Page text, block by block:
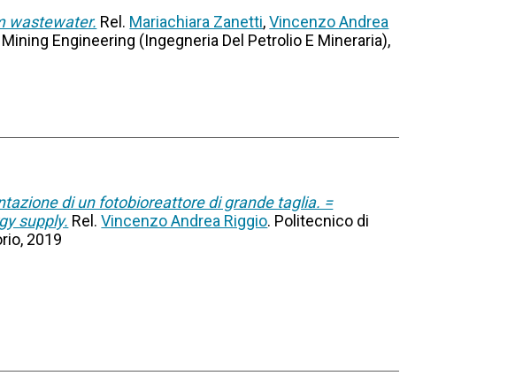
wastewater. Rel. Mariachiara Zanetti,Vincenzo Andrea
Engineering (Ingegneria Del Petrolio E Mineraria),
di un fotobioreattore di grande taglia. =
supply. Rel.Vincenzo Andrea Riggio. Politecnico di
2019